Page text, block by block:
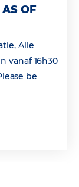
OF
Alle
vanaf 16h30
be